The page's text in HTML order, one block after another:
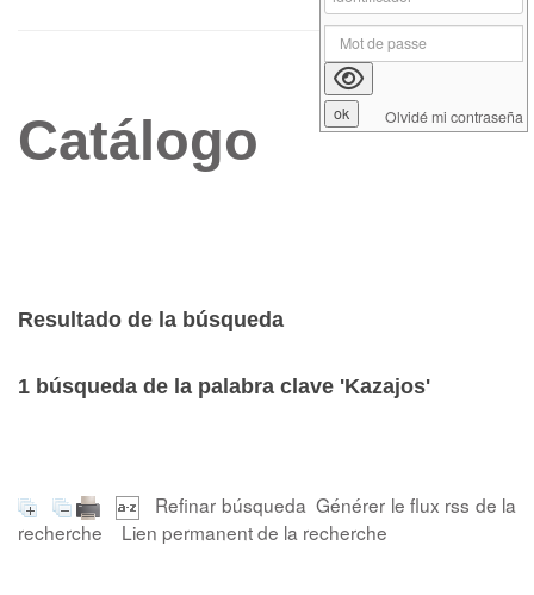
Catálogo
Resultado de la búsqueda
1 búsqueda de la palabra clave 'Kazajos'
Refinar búsqueda Générer le flux rss de la
recherche
Lien permanent de la recherche
Olvidé mi contraseña